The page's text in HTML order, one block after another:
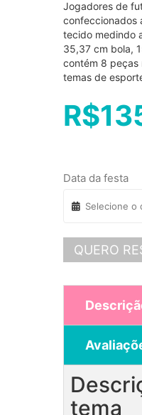
Jogadores de
confeccionados
tecido medindo
35,37 cm bola,
contém 8 peças
temas de
R$
Data da festa
QUERO
tema